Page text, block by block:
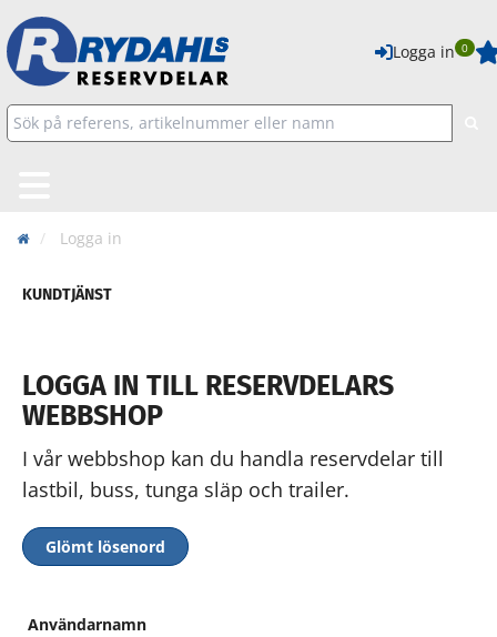
Logga in 0
Logga in
KUNDTJÄNST
LOGGA IN TILL RESERVDELARS
WEBBSHOP
I vår webbshop kan du handla reservdelar till
lastbil, buss, tunga släp och trailer.
Glömt lösenord
Användarnamn